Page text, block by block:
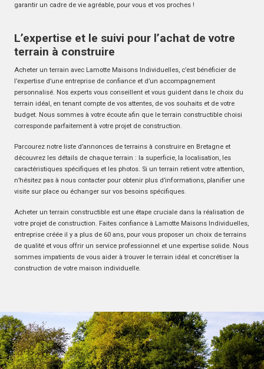
garantir un cadre de vie agréable, pour vous et vos proches !
L’expertise et le suivi pour l’achat de votre
terrain à construire
Acheter un terrain avec Lamotte Maisons Individuelles, c’est bénéficier de
l’expertise d’une entreprise de confiance et d’un accompagnement
personnalisé. Nos experts vous conseillent et vous guident dans le choix du
terrain idéal, en tenant compte de vos attentes, de vos souhaits et de votre
budget. Nous sommes à votre écoute afin que le terrain constructible choisi
corresponde parfaitement à votre projet de construction.
Parcourez notre liste d’annonces de terrains à construire en Bretagne et
découvrez les détails de chaque terrain : la superficie, la localisation, les
caractéristiques spécifiques et les photos. Si un terrain retient votre attention,
n’hésitez pas à nous contacter pour obtenir plus d’informations, planifier une
visite sur place ou échanger sur vos besoins spécifiques.
Acheter un terrain constructible est une étape cruciale dans la réalisation de
votre projet de construction. Faites confiance à Lamotte Maisons Individuelles,
entreprise créée il y a plus de 60 ans, pour vous proposer un choix de terrains
de qualité et vous offrir un service professionnel et une expertise solide. Nous
sommes impatients de vous aider à trouver le terrain idéal et concrétiser la
construction de votre maison individuelle.